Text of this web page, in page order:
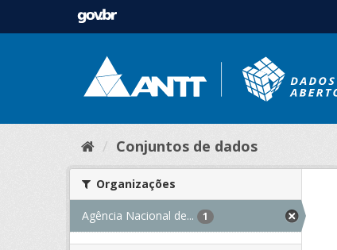
Conjuntos de dados
Organizações
Agência Nacional de... 1